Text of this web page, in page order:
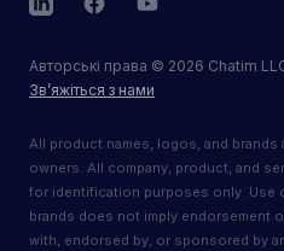
Авторські права © 2026 Chatim
Зв’яжіться з нами
All product names, logos, and
owners. All company, product, and
for identification purposes only. Use
brands does not imply endorsement
with, endorsed by, or sponsored by